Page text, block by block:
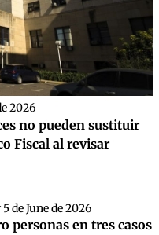
2026
no pueden sustituir
Fiscal al revisar
de June de 2026
personas en tres casos